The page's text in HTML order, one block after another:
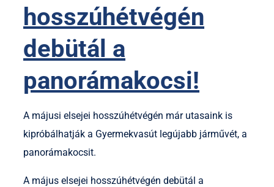
hosszúhétvégén
debütál a
panorámakocsi!
A májusi elsejei hosszúhétvégén már utasaink is
kipróbálhatják a Gyermekvasút legújabb járművét, a
panorámakocsit.
A május elsejei hosszúhétvégén debütál a